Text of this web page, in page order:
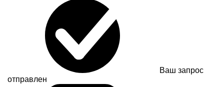
Ваш запрос
отправлен